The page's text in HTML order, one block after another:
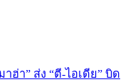
าฮ่า” ส่ง “ตี-ไอเดีย” บิด